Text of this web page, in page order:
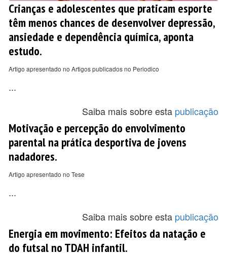
Crianças e adolescentes que praticam esporte
têm menos chances de desenvolver depressão,
ansiedade e dependência química, aponta
estudo.
Artigo apresentado no Artigos publicados no Periodico
...
Saiba mais sobre esta publicação
Motivação e percepção do envolvimento
parental na prática desportiva de jovens
nadadores.
Artigo apresentado no Tese
...
Saiba mais sobre esta publicação
Energia em movimento: Efeitos da natação e
do futsal no TDAH infantil.